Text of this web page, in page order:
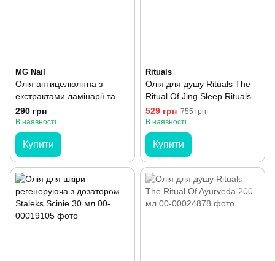
MG Nail
Олія антицелюлітна з
екстрактами ламінарії та
фукусу MG Nail 125 мл
290 грн
В наявності
Купити
Rituals
Олія для душу Rituals The
Ritual Of Jing Sleep Rituals
200 мл
529 грн 755 грн
В наявності
Купити